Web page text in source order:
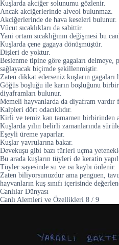
Kuşlarda akciğer solunumu gözlenir.
Ancak akciğerlerinde alveol bulunmaz.
Akciğerlerinde de hava keseleri bulunur.
Vücut sıcaklıkları da sabittir.
Yani ortam sıcaklığının değişmesi bu
Kuşlarda çene gagaya dönüşmüştür.
Dişleri de yoktur.
Beslenme tipine göre gagaları delmeye,
sağlayacak biçimde şekillenmiştir.
Zaten dikkat ederseniz kuşların gagaları
Göğüs boşluğu ile karın boşluğunu
diyaframları bulunur.
Memeli hayvanlarda da diyafram vardır
Kalpleri dört odacıklıdır.
Kirli ve temiz kan tamamen birbirinden
Kuşlarda yılın belirli zamanlarında
Eşeyli üreme yaparlar.
Kuşlar yavrularına bakar.
Devekuşu gibi bazı türleri uçma
Bu arada kuşların tüyleri de keratin
Tüyler sayesinde su ve ısı kaybı önlenir.
Zaten biliyorsunuzdur ama penguen,
hayvanların kuş sınıfı içerisinde
Canlılar Dünyası
Canlı Alemleri ve Özellikleri 8 / 9